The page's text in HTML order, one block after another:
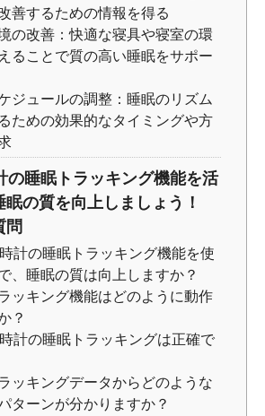
善するための情報を得る
の改善：快適な寝具や寝室の環
ることで質の高い睡眠をサポー
ジュールの調整：睡眠のリズム
ための効果的なタイミングや方
の睡眠トラッキング機能を活
眠の質を向上しましょう！
問
計の睡眠トラッキング機能を使
、睡眠の質は向上しますか？
ッキング機能はどのように動作
？
計の睡眠トラッキングは正確で
ッキングデータからどのような
ターンが分かりますか？